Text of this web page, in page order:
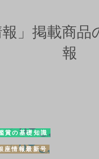
」掲載商
報
賞の基礎知識
座情報最新号